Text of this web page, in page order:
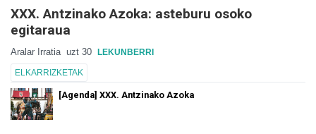
XXX. Antzinako Azoka: asteburu osoko
egitaraua
Aralar Irratia uzt 30 LEKUNBERRI
ELKARRIZKETAK
[Agenda] XXX. Antzinako Azoka